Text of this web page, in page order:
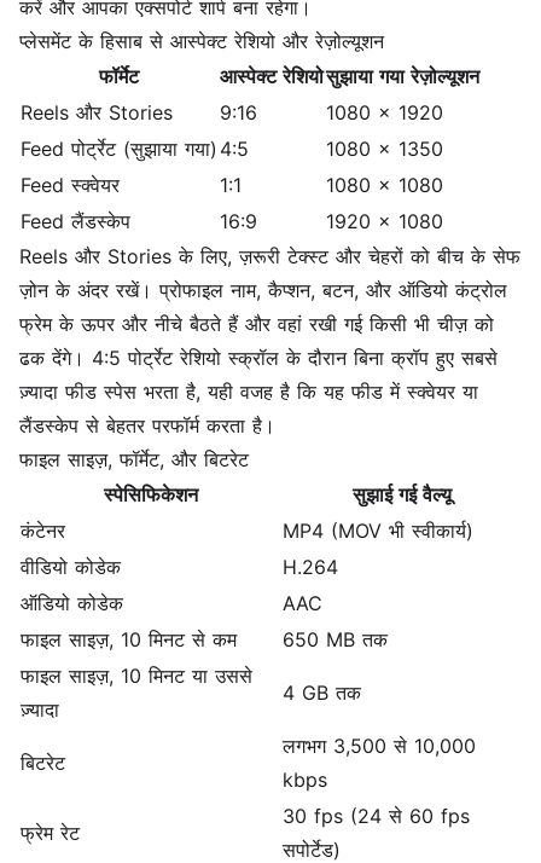
करें और आपका एक्सपोर्ट शार्प बना रहेगा।
प्लेसमेंट के हिसाब से आस्पेक्ट रेशियो और रेज़ोल्यूशन
फॉर्मेट
आस्पेक्ट रेशियोसुझाया गया रेज़ोल्यूशन
Reels और Stories
9:16
1080 x 1920
Feed पोर्ट्रेट (सुझाया गया) 4:5
1080 x 1350
Feed स्क्वेयर
1:1
1080 x 1080
Feed लैंडस्केप
16:9
1920 x 1080
Reels और Stories के लिए, ज़रूरी टेक्स्ट और चेहरों को बीच के सेफ
ज़ोन के अंदर रखें। प्रोफाइल नाम, कैप्शन, बटन, और ऑडियो कंट्रोल
फ्रेम के ऊपर और नीचे बैठते हैं और वहां रखी गई किसी भी चीज़ को
ढक देंगे। 4:5 पोर्ट्रेट रेशियो स्क्रॉल के दौरान बिना क्रॉप हुए सबसे
ज़्यादा फीड स्पेस भरता है, यही वजह है कि यह फीड में स्क्वेयर या
लैंडस्केप से बेहतर परफॉर्म करता है।
फाइल साइज़, फॉर्मेट, और बिटरेट
स्पेसिफिकेशन
सुझाई गई वैल्यू
कंटेनर
MP4 (MOV भी स्वीकार्य)
वीडियो कोडेक
H.264
ऑडियो कोडेक
AAC
फाइल साइज़, 10 मिनट से कम
650 MB तक
फाइल साइज़, 10 मिनट या उससे
ज़्यादा
4 GB तक
बिटरेट
लगभग 3,500 से 10,000
kbps
फ्रेम रेट
30 fps (24 से 60 fps
सपोर्टेड)